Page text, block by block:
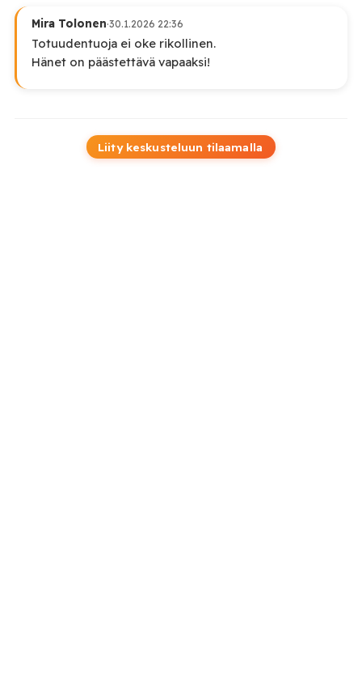
Mira Tolonen·30.1.2026 22:36
Totuudentuoja ei oke rikollinen.
Hänet on päästettävä vapaaksi!
Liity keskusteluun tilaamalla